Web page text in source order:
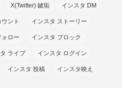
X(Twitter) 鍵垢 インスタ DM
ント インスタ ストーリー
ォロー インスタ ブロック
ライブ インスタ ログイン
インスタ 投稿 インスタ映え